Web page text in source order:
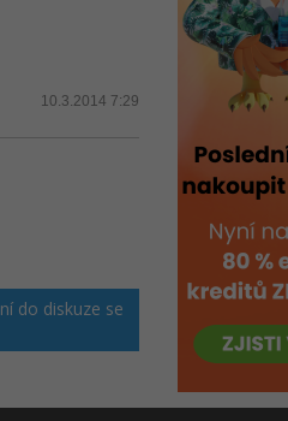
10.3.2014 7:29
do diskuze se